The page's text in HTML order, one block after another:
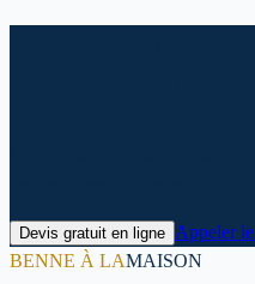
Devis gratuit en ligne Appeler le
BENNE À LAMAISON